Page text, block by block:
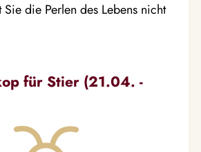
die Perlen des Lebens nicht
für Stier (21.04. -